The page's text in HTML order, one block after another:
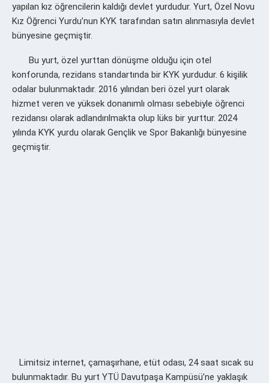
yapılan kız öğrencilerin kaldığı devlet yurdudur. Yurt, Özel Novu
Kız Öğrenci Yurdu’nun KYK tarafından satın alınmasıyla devlet
bünyesine geçmiştir.
Bu yurt, özel yurttan dönüşme olduğu için otel
konforunda, rezidans standartında bir KYK yurdudur. 6 kişilik
odalar bulunmaktadır. 2016 yılından beri özel yurt olarak
hizmet veren ve yüksek donanımlı olması sebebiyle öğrenci
rezidansı olarak adlandırılmakta olup lüks bir yurttur. 2024
yılında KYK yurdu olarak Gençlik ve Spor Bakanlığı bünyesine
geçmiştir.
Limitsiz internet, çamaşırhane, etüt odası, 24 saat sıcak su
bulunmaktadır. Bu yurt YTÜ Davutpaşa Kampüsü’ne yaklaşık